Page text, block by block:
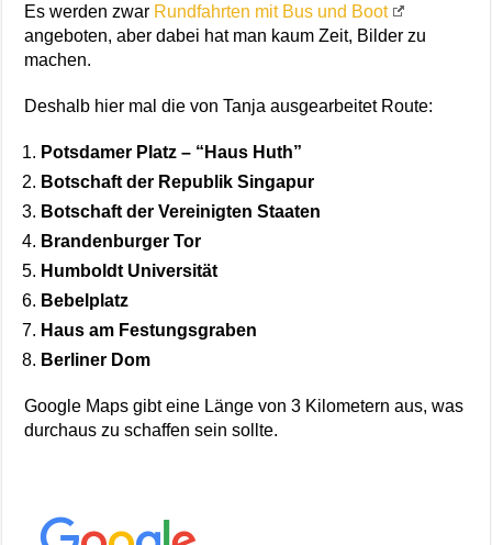
Es werden zwar Rundfahrten mit Bus und Boot
angeboten, aber dabei hat man kaum Zeit, Bilder zu
machen.
Deshalb hier mal die von Tanja ausgearbeitet Route:
Potsdamer Platz – “Haus Huth”
Botschaft der Republik Singapur
Botschaft der Vereinigten Staaten
Brandenburger Tor
Humboldt Universität
Bebelplatz
Haus am Festungsgraben
Berliner Dom
Google Maps gibt eine Länge von 3 Kilometern aus, was
durchaus zu schaffen sein sollte.